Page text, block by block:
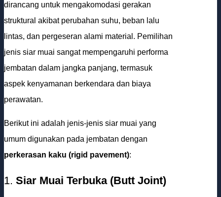
dirancang untuk mengakomodasi gerakan
struktural akibat perubahan suhu, beban lalu
lintas, dan pergeseran alami material. Pemilihan
jenis siar muai sangat mempengaruhi performa
jembatan dalam jangka panjang, termasuk
aspek kenyamanan berkendara dan biaya
perawatan.
Berikut ini adalah jenis-jenis siar muai yang
umum digunakan pada jembatan dengan
perkerasan kaku (rigid pavement):
1. Siar Muai Terbuka (Butt Joint)